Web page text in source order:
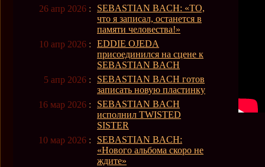
26 апр 2026 :
SEBASTIAN BACH: «ТО,
что я записал, останется в
памяти человества!»
10 апр 2026 :
EDDIE OJEDA
присоединился на сцене к
SEBASTIAN BACH
5 апр 2026 :
SEBASTIAN BACH готов
записать новую пластинку
16 мар 2026 :
SEBASTIAN BACH
исполнил TWISTED
SISTER
10 мар 2026 :
SEBASTIAN BACH:
«Нового альбома скоро не
ждите»